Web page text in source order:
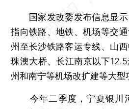
国家发改委发布信息显示
指向铁路、地铁、机场等交
州至长沙铁路客运专线、山
珠澳大桥、长江南京以下
州和南宁等机场改扩建等大型
今年二季度，宁夏银川